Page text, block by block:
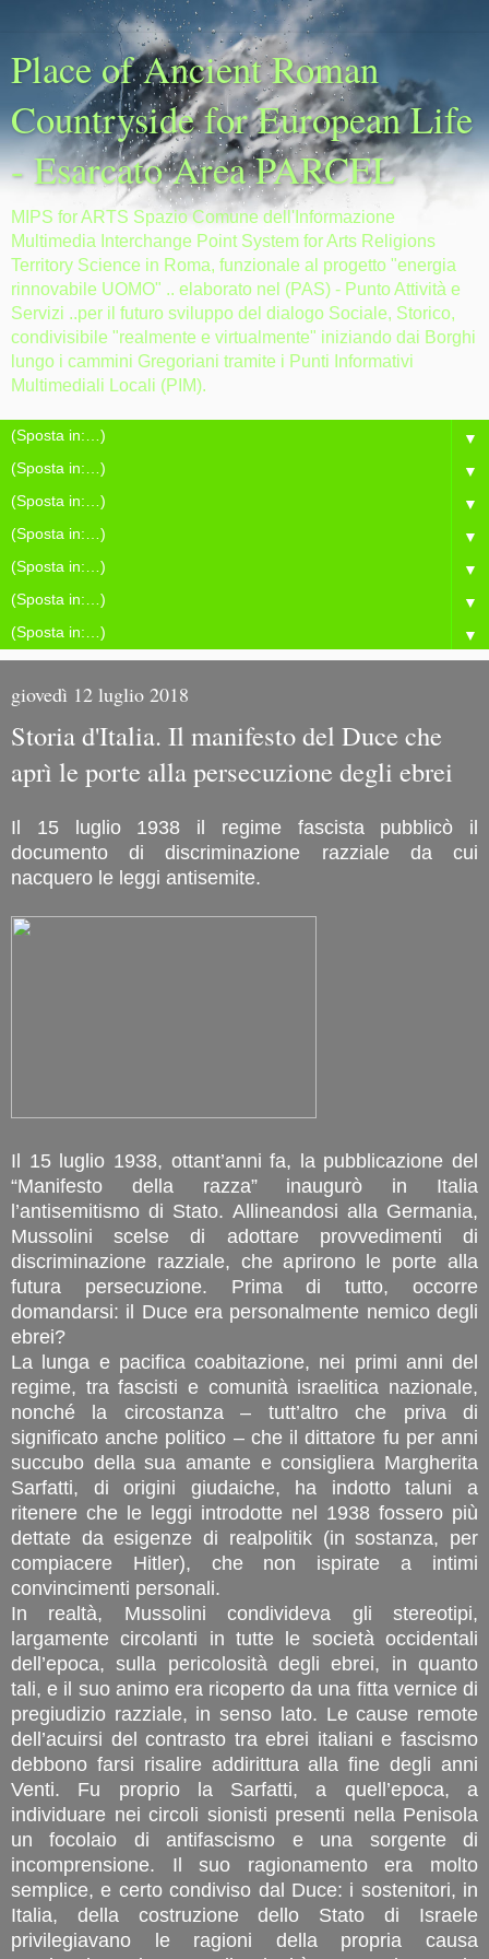
Place of Ancient Roman
Countryside for European Life
- Esarcato Area PARCEL
MIPS for ARTS Spazio Comune dell'Informazione
Multimedia Interchange Point System for Arts Religions
Territory Science in Roma, funzionale al progetto "energia
rinnovabile UOMO" .. elaborato nel (PAS) - Punto Attività e
Servizi ..per il futuro sviluppo del dialogo Sociale, Storico,
condivisibile "realmente e virtualmente" iniziando dai Borghi
lungo i cammini Gregoriani tramite i Punti Informativi
Multimediali Locali (PIM).
▼
▼
▼
▼
▼
▼
▼
giovedì 12 luglio 2018
Storia d'Italia. Il manifesto del Duce che
aprì le porte alla persecuzione degli ebrei
Il 15 luglio 1938 il regime fascista pubblicò il
documento di discriminazione razziale da cui
nacquero le leggi antisemite.
Il 15 luglio 1938, ottant’anni fa, la pubblicazione del
“Manifesto della razza” inaugurò in Italia
l’antisemitismo di Stato. Allineandosi alla Germania,
Mussolini scelse di adottare provvedimenti di
discriminazione razziale, che aprirono le porte alla
futura persecuzione. Prima di tutto, occorre
domandarsi: il Duce era personalmente nemico degli
ebrei?
La lunga e pacifica coabitazione, nei primi anni del
regime, tra fascisti e comunità israelitica nazionale,
nonché la circostanza – tutt’altro che priva di
significato anche politico – che il dittatore fu per anni
succubo della sua amante e consigliera Margherita
Sarfatti, di origini giudaiche, ha indotto taluni a
ritenere che le leggi introdotte nel 1938 fossero più
dettate da esigenze di realpolitik (in sostanza, per
compiacere Hitler), che non ispirate a intimi
convincimenti personali.
In realtà, Mussolini condivideva gli stereotipi,
largamente circolanti in tutte le società occidentali
dell’epoca, sulla pericolosità degli ebrei, in quanto
tali, e il suo animo era ricoperto da una fitta vernice di
pregiudizio razziale, in senso lato. Le cause remote
dell’acuirsi del contrasto tra ebrei italiani e fascismo
debbono farsi risalire addirittura alla fine degli anni
Venti. Fu proprio la Sarfatti, a quell’epoca, a
individuare nei circoli sionisti presenti nella Penisola
un focolaio di antifascismo e una sorgente di
incomprensione. Il suo ragionamento era molto
semplice, e certo condiviso dal Duce: i sostenitori, in
Italia, della costruzione dello Stato di Israele
privilegiavano le ragioni della propria causa